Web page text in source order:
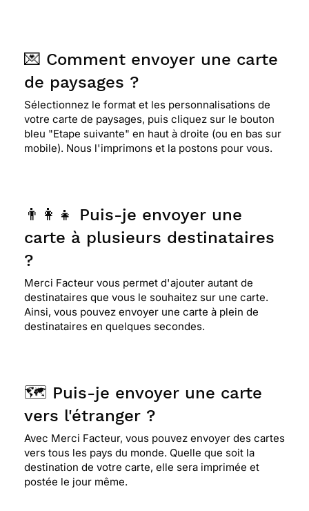
💌 Comment envoyer une carte
de paysages ?
Sélectionnez le format et les personnalisations de
votre carte de paysages, puis cliquez sur le bouton
bleu "Etape suivante" en haut à droite (ou en bas sur
mobile). Nous l'imprimons et la postons pour vous.
👨‍👩‍👧 Puis-je envoyer une
carte à plusieurs destinataires
?
Merci Facteur vous permet d'ajouter autant de
destinataires que vous le souhaitez sur une carte.
Ainsi, vous pouvez envoyer une carte à plein de
destinataires en quelques secondes.
🗺️ Puis-je envoyer une carte
vers l'étranger ?
Avec Merci Facteur, vous pouvez envoyer des cartes
vers tous les pays du monde. Quelle que soit la
destination de votre carte, elle sera imprimée et
postée le jour même.